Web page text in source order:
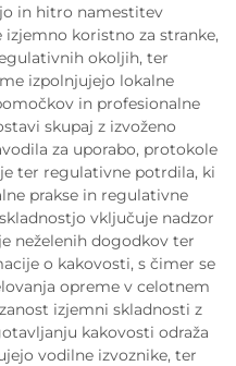
in hitro namestitev
koristno za stranke,
okoljih, ter
izpolnjujejo lokalne
in profesionalne
skupaj z izvoženo
za uporabo, protokole
ter regulativne potrdila, ki
prakse in regulativne
vključuje nadzor
neželenih dogodkov ter
o kakovosti, s čimer se
opreme v celotnem
izjemni skladnosti z
kakovosti odraža
vodilne izvoznike, ter